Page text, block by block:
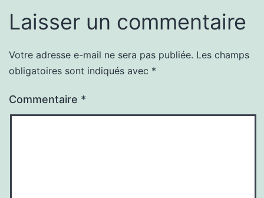
Laisser un commentaire
Votre adresse e-mail ne sera pas publiée. Les champs
obligatoires sont indiqués avec *
Commentaire *